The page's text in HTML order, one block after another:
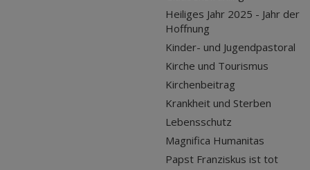
Heiliges Jahr 2025 - Jahr der
Hoffnung
Kinder- und Jugendpastoral
Kirche und Tourismus
Kirchenbeitrag
Krankheit und Sterben
Lebensschutz
Magnifica Humanitas
Papst Franziskus ist tot